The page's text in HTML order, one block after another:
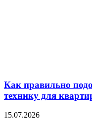
Как правильно
технику для
15.07.2026